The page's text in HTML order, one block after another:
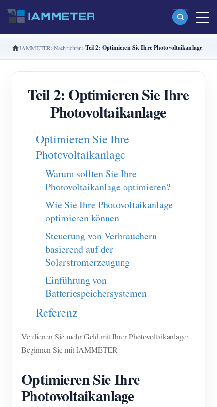
Produkte
Einphasiger Wi-Fi-Energiezähler (WEM3080)
Split-Phase-Wi-Fi-Energiezähler (WEM2067)
Dreiphasiger Wi-Fi-Energiezähler (WEM3080T)
IAMMETER Cloud Pro
Self-Hosting-Dienst
EV-Ladegerät
IAMMETER Simulator
Virtueller Zähler
System für Energieprognose und Simulation
Anwendungen
Energieüberwachung für Solar-PV-Systeme
Stromverbrauchsmonitor
PV-Heizungssteuerungssystem
Energieüberwachung für Fabriken
Shop
Ressourcen
Dokumentation
Tutorial-Video
Mitwirkendenprogramm
Mitwirkenden-Center
Lösungen
Kontakt
IAMMETER Nachrichten Teil 2: Optimieren Sie Ihre Photovoltaikanlage
Teil 2: Optimieren Sie Ihre
Photovoltaikanlage
Optimieren Sie Ihre
Photovoltaikanlage
Warum sollten Sie Ihre
Photovoltaikanlage optimieren?
Wie Sie Ihre Photovoltaikanlage
optimieren können
Steuerung von Verbrauchern
basierend auf der
Solarstromerzeugung
Einführung von
Batteriespeichersystemen
Referenz
Verdienen Sie mehr Geld mit Ihrer Photovoltaikanlage:
Beginnen Sie mit IAMMETER
Optimieren Sie Ihre
Photovoltaikanlage